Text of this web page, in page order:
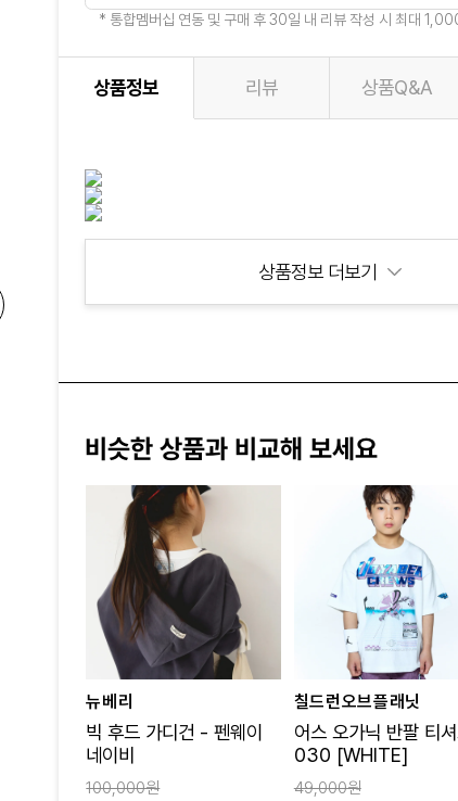
* 통합멤버십 연동 및 구매 후 30일 내 리뷰 작성 시 최대
상품정보 리뷰 상품Q&A
상품정보 더보기
비슷한 상품과 비교해 보세요
뉴베리
빅 후드 가디건 - 펜웨이
네이비
100,000원
칠드런오브플래닛
어스 오가닉 반팔 티
030 [WHITE]
49,000원